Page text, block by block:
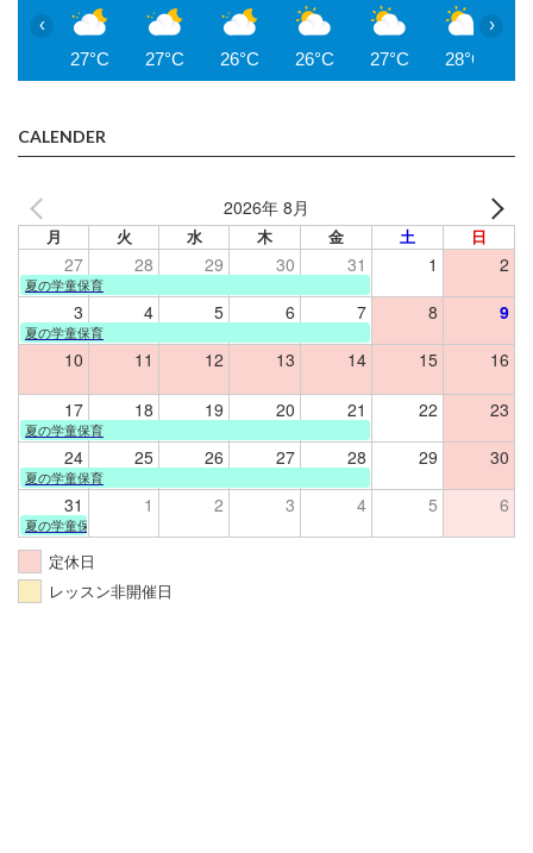
27°C 27°C 26°C 26°C 27°C 28°C
‹ ›
CALENDER
2026年 8月
月 火 水 木 金 土 日
27 28 29 30 31 1 2
夏の学童保育
3 4 5 6 7 8 9
夏の学童保育
10 11 12 13 14 15 16
17 18 19 20 21 22 23
夏の学童保育
24 25 26 27 28 29 30
夏の学童保育
31 1 2 3 4 5 6
夏の学童保育
定休日
レッスン非開催日